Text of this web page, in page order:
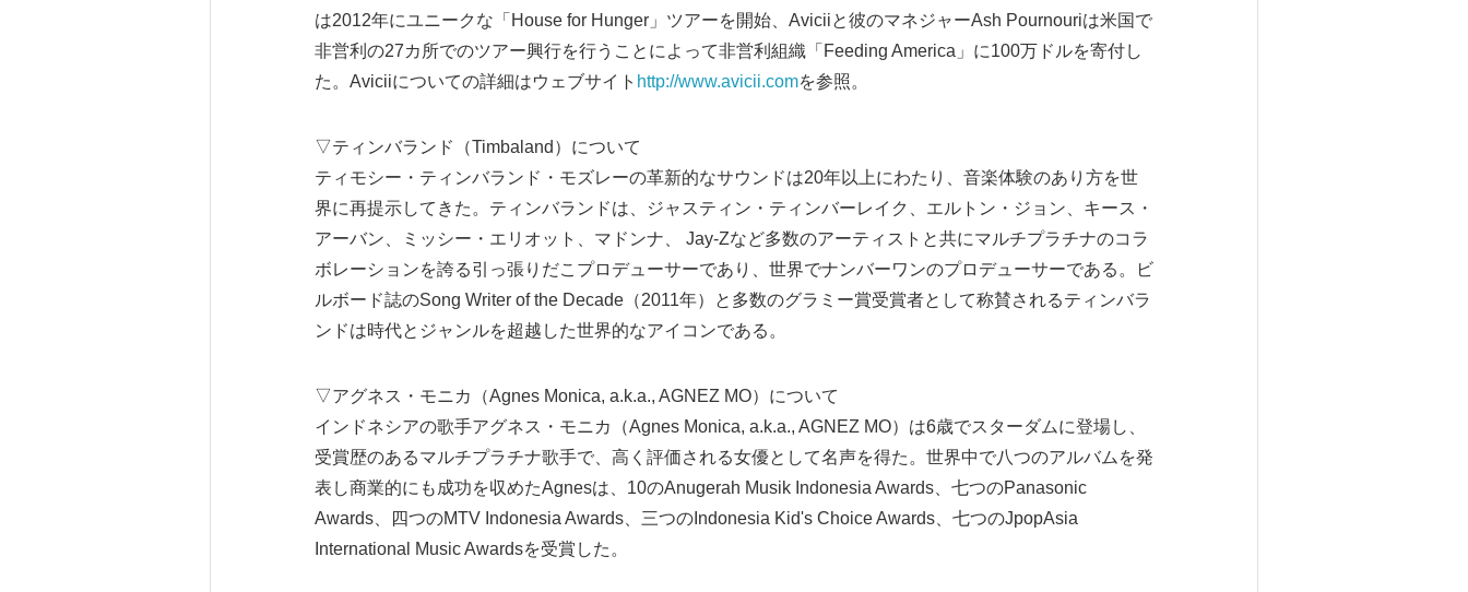
は2012年にユニークな「House for Hunger」ツアーを開始、Aviciiと彼のマネジャーAsh Pournouriは米国で
非営利の27カ所でのツアー興行を行うことによって非営利組織「Feeding America」に100万ドルを寄付し
た。Aviciiについての詳細はウェブサイト http://www.avicii.comを参照。
▽ティンバランド（Timbaland）について
ティモシー・ティンバランド・モズレーの革新的なサウンドは20年以上にわたり、音楽体験のあり方を世
界に再提示してきた。ティンバランドは、ジャスティン・ティンバーレイク、エルトン・ジョン、キース・
アーバン、ミッシー・エリオット、マドンナ、 Jay-Zなど多数のアーティストと共にマルチプラチナのコラ
ボレーションを誇る引っ張りだこプロデューサーであり、世界でナンバーワンのプロデューサーである。ビ
ルボード誌のSong Writer of the Decade（2011年）と多数のグラミー賞受賞者として称賛されるティンバラ
ンドは時代とジャンルを超越した世界的なアイコンである。
▽アグネス・モニカ（Agnes Monica, a.k.a., AGNEZ MO）について
インドネシアの歌手アグネス・モニカ（Agnes Monica, a.k.a., AGNEZ MO）は6歳でスターダムに登場し、
受賞歴のあるマルチプラチナ歌手で、高く評価される女優として名声を得た。世界中で八つのアルバムを発
表し商業的にも成功を収めたAgnesは、10のAnugerah Musik Indonesia Awards、七つのPanasonic
Awards、四つのMTV Indonesia Awards、三つのIndonesia Kid's Choice Awards、七つのJpopAsia
International Music Awardsを受賞した。
English